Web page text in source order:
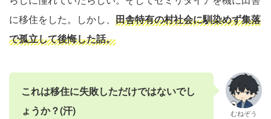
に移住をした。しかし、 田舎特有の村社会に馴染めず集落
で孤立して後悔した話。
これは移住に失敗しただけではないでし
ょうか？(汗)
むねぞう